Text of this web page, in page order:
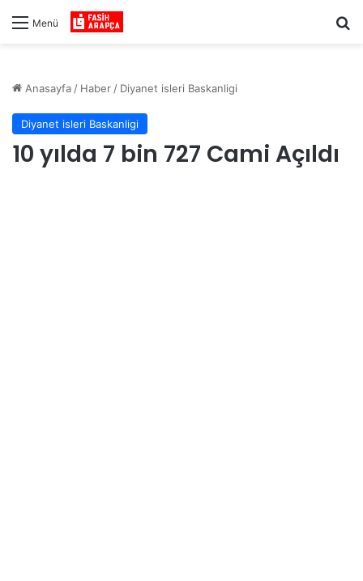
Menü
Anasayfa / Haber / Diyanet isleri Baskanligi
Diyanet isleri Baskanligi
10 yılda 7 bin 727 Cami Açıldı